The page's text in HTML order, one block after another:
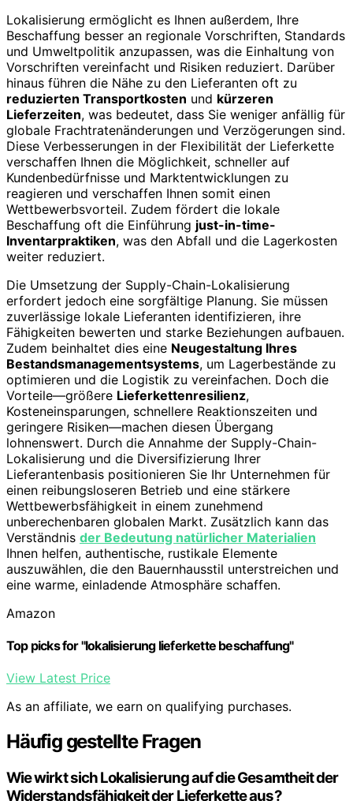
Lokalisierung ermöglicht es Ihnen außerdem, Ihre
Beschaffung besser an regionale Vorschriften, Standards
und Umweltpolitik anzupassen, was die Einhaltung von
Vorschriften vereinfacht und Risiken reduziert. Darüber
hinaus führen die Nähe zu den Lieferanten oft zu
reduzierten Transportkosten und kürzeren
Lieferzeiten, was bedeutet, dass Sie weniger anfällig für
globale Frachtratenänderungen und Verzögerungen sind.
Diese Verbesserungen in der Flexibilität der Lieferkette
verschaffen Ihnen die Möglichkeit, schneller auf
Kundenbedürfnisse und Marktentwicklungen zu
reagieren und verschaffen Ihnen somit einen
Wettbewerbsvorteil. Zudem fördert die lokale
Beschaffung oft die Einführung just-in-time-
Inventarpraktiken, was den Abfall und die Lagerkosten
weiter reduziert.
Die Umsetzung der Supply-Chain-Lokalisierung
erfordert jedoch eine sorgfältige Planung. Sie müssen
zuverlässige lokale Lieferanten identifizieren, ihre
Fähigkeiten bewerten und starke Beziehungen aufbauen.
Zudem beinhaltet dies eine Neugestaltung Ihres
Bestandsmanagementsystems, um Lagerbestände zu
optimieren und die Logistik zu vereinfachen. Doch die
Vorteile—größere Lieferkettenresilienz,
Kosteneinsparungen, schnellere Reaktionszeiten und
geringere Risiken—machen diesen Übergang
lohnenswert. Durch die Annahme der Supply-Chain-
Lokalisierung und die Diversifizierung Ihrer
Lieferantenbasis positionieren Sie Ihr Unternehmen für
einen reibungsloseren Betrieb und eine stärkere
Wettbewerbsfähigkeit in einem zunehmend
unberechenbaren globalen Markt. Zusätzlich kann das
Verständnis der Bedeutung natürlicher Materialien
Ihnen helfen, authentische, rustikale Elemente
auszuwählen, die den Bauernhausstil unterstreichen und
eine warme, einladende Atmosphäre schaffen.
Amazon
Top picks for "lokalisierung lieferkette beschaffung"
View Latest Price
As an affiliate, we earn on qualifying purchases.
Häufig gestellte Fragen
Wie wirkt sich Lokalisierung auf die Gesamtheit der
Widerstandsfähigkeit der Lieferkette aus?